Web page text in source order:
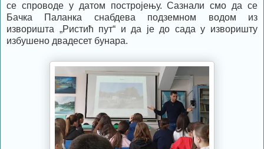
се спроводе у датом постројењу. Сазнали смо да се
Бачка Паланка снабдева подземном водом из
изворишта „Ристић пут“ и да је до сада у изворишту
избушено двадесет бунара.